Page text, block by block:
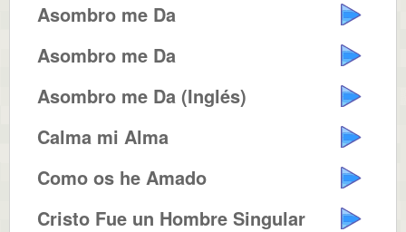
Asombro me Da
Asombro me Da
Asombro me Da (Inglés)
Calma mi Alma
Como os he Amado
Cristo Fue un Hombre Singular